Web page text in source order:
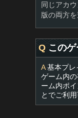
同じアカ
版の両方
Q この
A基本プレ
ゲーム内
ーム内ポ
とでご利用